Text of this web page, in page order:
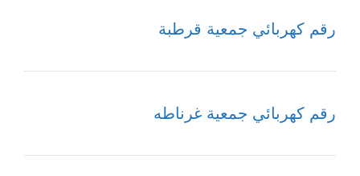
رقم كهربائي جمعية قرطبة
رقم كهربائي جمعية غرناطه